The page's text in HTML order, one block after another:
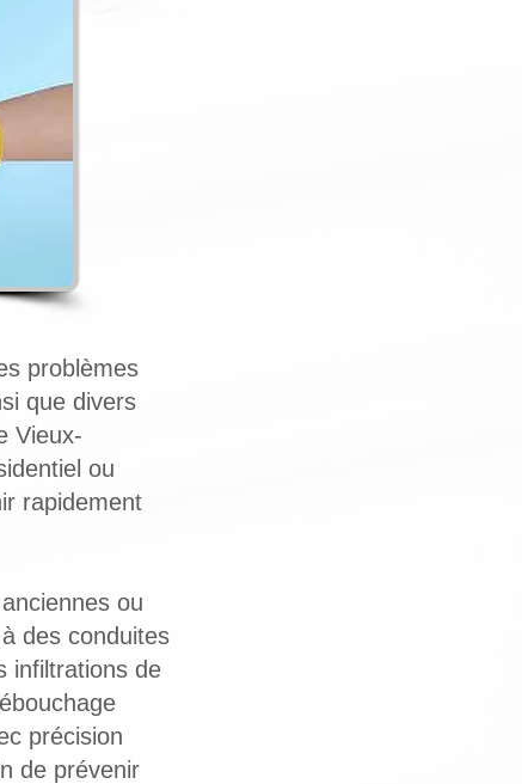
problèmes
que divers
Vieux-
ou
rapidement
ou
des conduites
infiltrations de
précision
de prévenir